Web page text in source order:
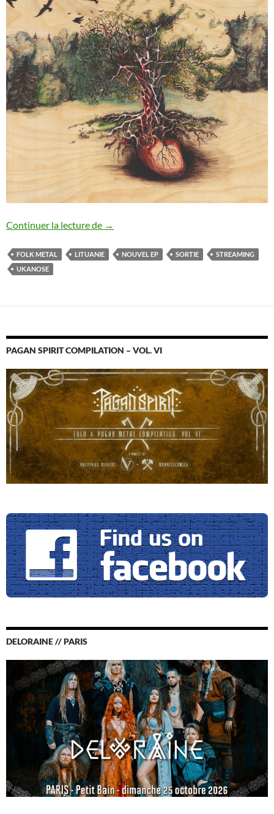
Continuer la lecture de Nouvel EP d’Ūkanose
→
FOLK METAL LITUANIE NOUVEL EP SORTIE
STREAMING
UKANOSE
PAGAN SPIRIT COMPILATION – VOL. VI
DELORAINE // PARIS